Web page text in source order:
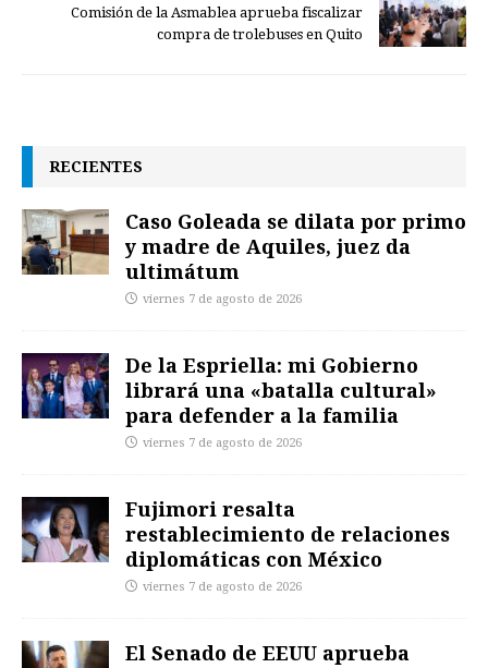
Comisión de la Asmablea aprueba fiscalizar
compra de trolebuses en Quito
RECIENTES
Caso Goleada se dilata por primo
y madre de Aquiles, juez da
ultimátum
viernes 7 de agosto de 2026
De la Espriella: mi Gobierno
librará una «batalla cultural»
para defender a la familia
viernes 7 de agosto de 2026
Fujimori resalta
restablecimiento de relaciones
diplomáticas con México
viernes 7 de agosto de 2026
El Senado de EEUU aprueba